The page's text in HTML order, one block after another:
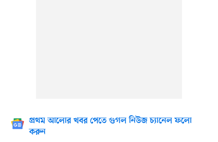
প্রথম আলোর খবর পেতে গুগল নিউজ চ্যানেল ফলো
করুন